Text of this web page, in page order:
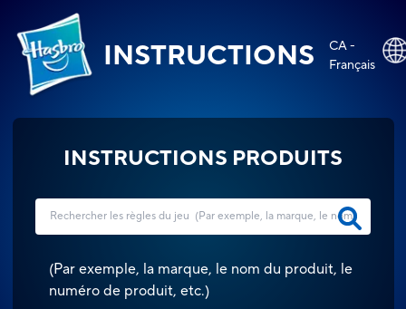
INSTRUCTIONS
CA -
Français
INSTRUCTIONS PRODUITS
(Par exemple, la marque, le nom du produit, le
numéro de produit, etc.)